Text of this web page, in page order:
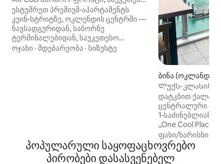
ბინა ნიუ-იორკის სტილში
ესტუმრეთ პრემიუმ‑აპარტამენტს
კუინ‑სტრიტზე, ოკლენდის ცენტრში —
ნავსადგურიდან, საბორნე
ტერმინალებიდან, საუკეთესო
რესტორნებიდან, სავაჭრო
ატმოსფეროში და ისიამოვნეთ
ლუქს‑კლასის მაღაზიებით, ჯილდოს
მფლობელი რესტორნებითა და
ოჯახი · მდებარეობა · სიზუსტე
ბინა
ური ბიზნეს ზონა)
Ლუქს-კლასის
პარკინგი |
ხედებით
დატკბით
ცენტრალური
1‑საძინებლიანი
„One Cool
ულამაზესი ხედი
ნავსადგომზე.
პირად,
შემდეგ
ფასი/ხარისხი
პოპულარული საყოფაცხოვრებო
პირობები დასასვენებელ